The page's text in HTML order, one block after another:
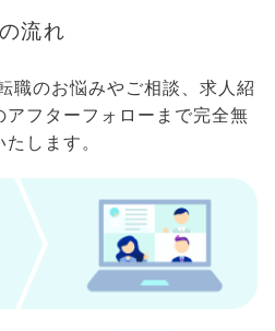
流れ
職のお悩みやご相談、求人紹
フターフォローまで完全無
します。